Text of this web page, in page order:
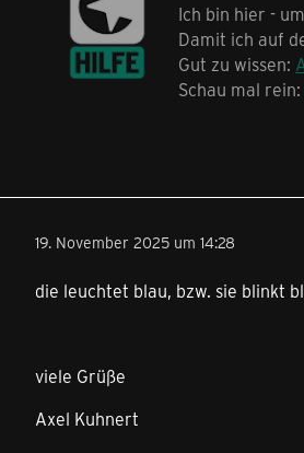
Ich bin hier -
Damit ich auf
Gut zu wissen:
Schau mal rein:
19. November 2025 um 14:28
die leuchtet blau, bzw. sie blinkt
viele Grüße
Axel Kuhnert